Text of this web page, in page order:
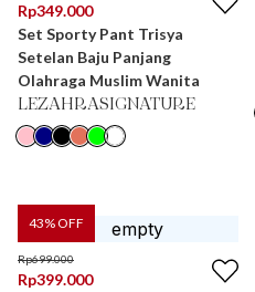
Rp349.000
Set Sporty Pant Trisya
Setelan Baju Panjang
Olahraga Muslim Wanita
LEZAHRASIGNATURE
43% OFF
Rp699.000
Rp399.000